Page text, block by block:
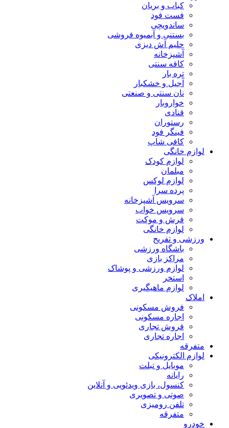
کباب و بریان
فست فود
ساندویچی
بستنی و آبمیوه فروشی
حلیم آش دیزی
آشپزخانه
کافه سنتی
تره بار
آجیل و خشکبار
نان سنتی و صنعتی
خواروبار
قنادی
رستوران
فینگر فود
کافی شاپ
لوازم خانگی
لوازم کودک
مبلمان
لوازم لوکس
پرده سرا
سرویس آشپزخانه
سرویس خواب
فرش و موکت
لوازم خانگی
ورزشی و تفریح
باشگاه ورزشی
مراکز بازی
لوازم ورزشی و پوشاک
استخر
لوازم ماهیگیری
املاک
فروش مسکونی
اجاره مسکونی
فروش تجاری
اجاره تجاری
متفرقه
لوازم الکترونیکی
موبایل و تبلت
رایانه
کنسول، بازی‌ ویدئویی و آنلاین
صوتی و تصویری
تلفن رومیزی
متفرقه
خودرو